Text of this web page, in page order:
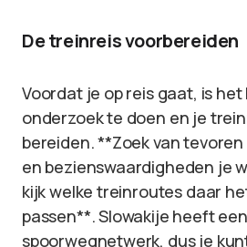
De treinreis voorbereiden
Voordat je op reis gaat, is
onderzoek te doen en je
bereiden. **Zoek van
en bezienswaardigheden je
kijk welke treinroutes daar
passen**. Slowakije heeft
spoorwegnetwerk, dus je